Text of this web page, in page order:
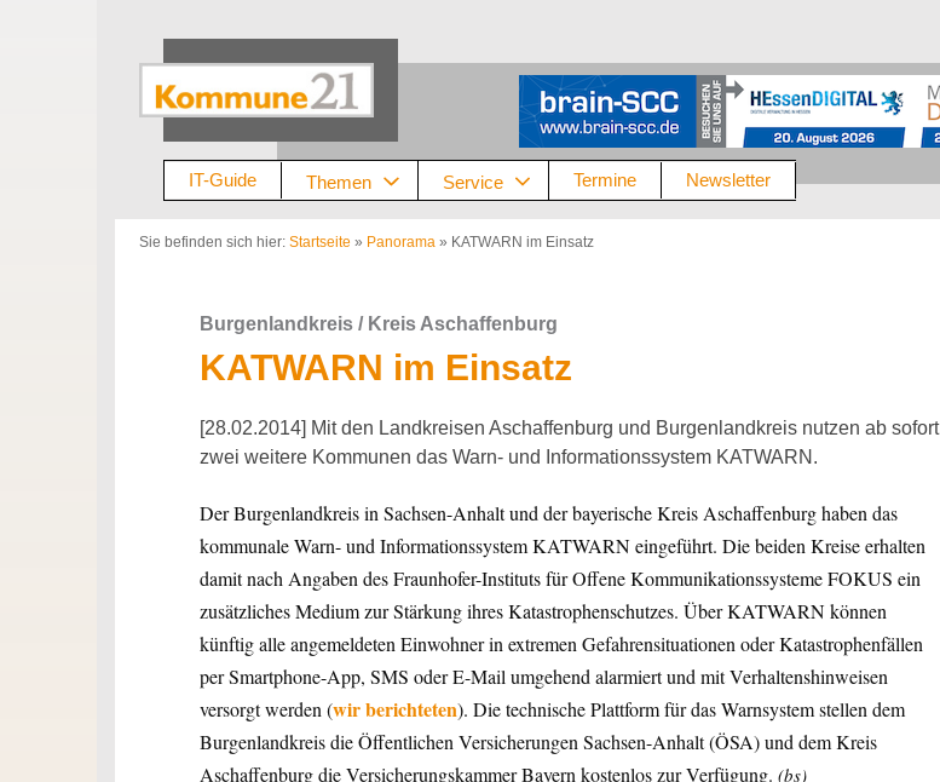
IT-Guide Themen Service Termine Newsletter
Sie befinden sich hier: Startseite » Panorama » KATWARN im Einsatz
Burgenlandkreis / Kreis Aschaffenburg
KATWARN im Einsatz
[28.02.2014] Mit den Landkreisen Aschaffenburg und Burgenlandkreis nutzen ab sofort
zwei weitere Kommunen das Warn- und Informationssystem KATWARN.
Der Burgenlandkreis in Sachsen-Anhalt und der bayerische Kreis Aschaffenburg haben das
kommunale Warn- und Informationssystem KATWARN eingeführt. Die beiden Kreise erhalten
damit nach Angaben des Fraunhofer-Instituts für Offene Kommunikationssysteme FOKUS ein
zusätzliches Medium zur Stärkung ihres Katastrophenschutzes. Über KATWARN können
künftig alle angemeldeten Einwohner in extremen Gefahrensituationen oder Katastrophenfällen
per Smartphone-App, SMS oder E-Mail umgehend alarmiert und mit Verhaltenshinweisen
versorgt werden (wir berichteten). Die technische Plattform für das Warnsystem stellen dem
Burgenlandkreis die Öffentlichen Versicherungen Sachsen-Anhalt (ÖSA) und dem Kreis
Aschaffenburg die Versicherungskammer Bayern kostenlos zur Verfügung. (bs)